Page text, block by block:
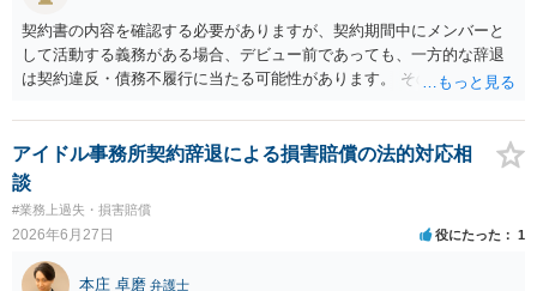
契約書の内容を確認する必要がありますが、契約期間中にメンバーと
して活動する義務がある場合、デビュー前であっても、一方的な辞退
は契約違反・債務不履行に当たる可能性があります。 そのため、運営
費用、ライブ準備費用、レッスン関係費用なども、辞退によって実際
に追加で発生した合理的費用であれば、損害として主張される可能性
があります。 もっとも、運営側の請求額がそのまま認められるわけで
はありません。各費目について、具体的な損害、金額、辞退との因果
関係を示す必要があります。特に「レッスン費用無料」と表示されて
いた場合、辞退後に講師代やスタジオ代を当然に全額請求できるかは
慎重な検討が必要です。 また「家庭の事情」が正当な辞退理由になる
アイドル事務所契約辞退による損害賠償の法的対応相
談
#業務上過失・損害賠償
2026年6月27日 役にたった 1
本庄 卓磨 弁護士